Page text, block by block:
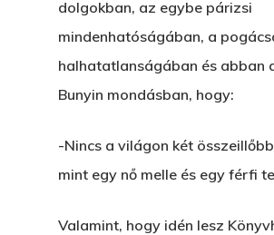
dolgokban, az egybe párizsi
mindenhatóságában, a
halhatatlanságában és abban
Bunyin mondásban, hogy:
-Nincs a világon két
mint egy nő melle és egy férfi
Valamint, hogy idén lesz